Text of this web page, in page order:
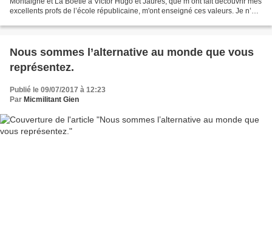
excellents profs de l’école républicaine, m'ont enseigné ces valeurs. Je n’ai
Nous sommes l’alternative au monde que vous
représentez.
Publié le 09/07/2017 à 12:23
Par Micmilitant Gien